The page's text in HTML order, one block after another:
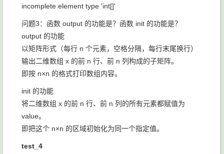
incomplete element type 'int[]'
问题3：函数 output 的功能是？函数 init 的功能是？
output 的功能
以矩阵形式（每行 n 个元素，空格分隔，每行末尾换行）
输出二维数组 x 的前 n 行、前 n 列构成的子矩阵。
即按 n×n 的格式打印数组内容。
init 的功能
将二维数组 x 的前 n 行、前 n 列的所有元素都赋值为
value。
即把这个 n×n 的区域初始化为同一个指定值。
test_4